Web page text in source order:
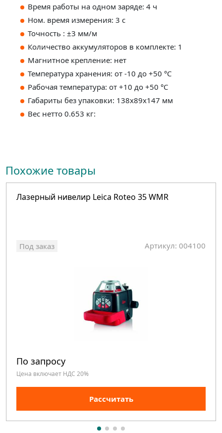
Время работы на одном заряде: 4 ч
Ном. время измерения: 3 с
Точность : ±3 мм/м
Количество аккумуляторов в комплекте: 1
Магнитное крепление: нет
Температура хранения: от -10 до +50 °С
Рабочая температура: от +10 до +50 °С
Габариты без упаковки: 138x89x147 мм
Вес нетто 0.653 кг:
Похожие товары
Лазерный нивелир Leica Roteo 35 WMR
Под заказ Артикул: 004100
По запросу
Цена включает НДС 20%
Рассчитать